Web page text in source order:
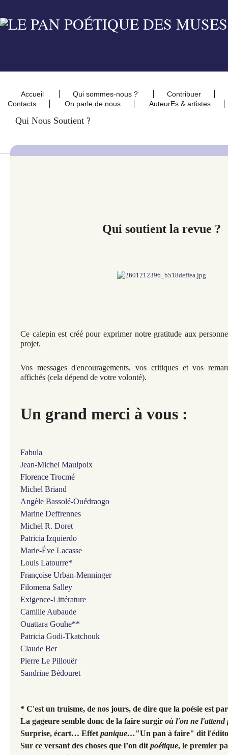
Accueil Qui sommes-nous ?
Contribuer
Contacts
On parle de nous AuteurEs & artistes
Qui Nous Soutient ?
Qui soutient la revue ?
Ce calepin est créé pour exprimer notre gratitude aux
projet.
Vos messages d'encouragements, vos critiques et vos
affichés (cela dépend de votre volonté).
Un grand merci à vous :
Fabula
Jean-Michel Maulpoix
Florence Trocmé
Michel Briand
Angèle Bassolé-Ouédraogo
Marine Deffrennes
Michel R. Doret
Patricia Izquierdo
Marie-Éve Lacasse
Louis Latourre*
Françoise Urban-Menninger
Filomena Salley
Exigence-Littérature
Camille Aubaude
Ouattara Gouhe**
Patricia Godi-Tkatchouk
Claude Ber
Pierre Le Pillouër
Sandrine Bédouret
* C'est un truisme, de nos jours, de dire que la poésie est
La gageure semble donc de la faire surgir où l'on ne l'attend
Surprise, écart… Effet panique…"Un pan à faire" dit
Sur ce versant des choses que l’on dit poétique, le premier